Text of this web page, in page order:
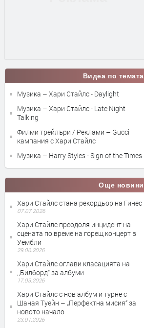
Видеа по темата
Музика – Хари Стайлс - Daylight
Музика – Хари Стайлс - Late Night
Talking
Филми трейлъри / Реклами – Gucci
кампания с Хари Стайлс
Музика – Harry Styles - Sign of the Times
Още новини
Хари Стайлс стана рекордьор на Гинес
07.07.2026
Хари Стайлс преодоля инцидент на
сцената по време на горещ концерт в
Уембли
29.06.2026
Хари Стайлс оглави класацията на
,,Билборд“ за албуми
17.03.2026
Хари Стайлс с нов албум и турне с
Шаная Туейн – „Перфектна мисия“ за
новото начало
23.01.2026